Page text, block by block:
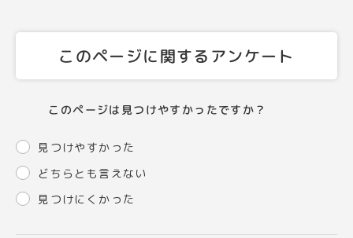
このページに関するアンケート
このページは見つけやすかったですか？
見つけやすかった
どちらとも言えない
見つけにくかった